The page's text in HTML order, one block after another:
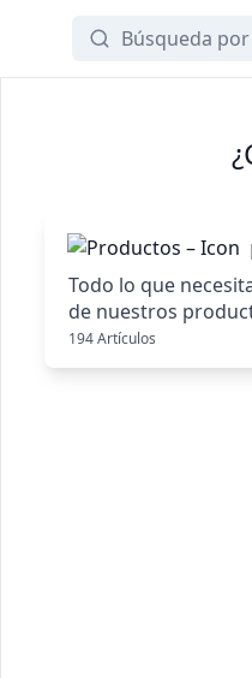
Todo lo que
de nuestros
podemos ayudarte a
194 Artículos